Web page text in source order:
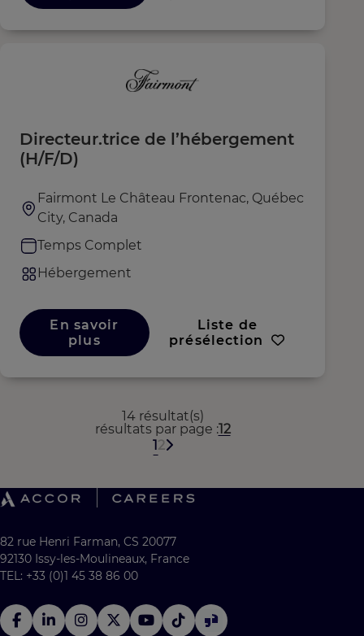
Directeur.trice de l’hébergement
(H/F/D)
Fairmont Le Château Frontenac, Québec
City, Canada
Temps Complet
Hébergement
En savoir
plus
Liste de
présélection
14 résultat(s)
12
résultats par page 12
82 rue Henri Farman, CS 20077
92130 Issy-les-Moulineaux, France
TEL: +33 (0)1 45 38 86 00